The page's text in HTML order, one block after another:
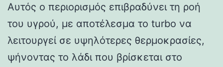
Αυτός ο περιορισμός επιβραδύνει τη ροή
του υγρού, με αποτέλεσμα το turbo να
λειτουργεί σε υψηλότερες θερμοκρασίες,
ψήνοντας το λάδι που βρίσκεται στο